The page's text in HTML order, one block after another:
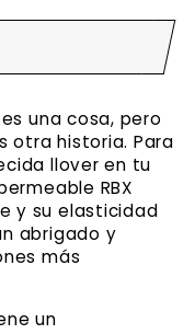
una cosa, pero
otra historia. Para
llover en tu
RBX
y su elasticidad
abrigado y
más
un